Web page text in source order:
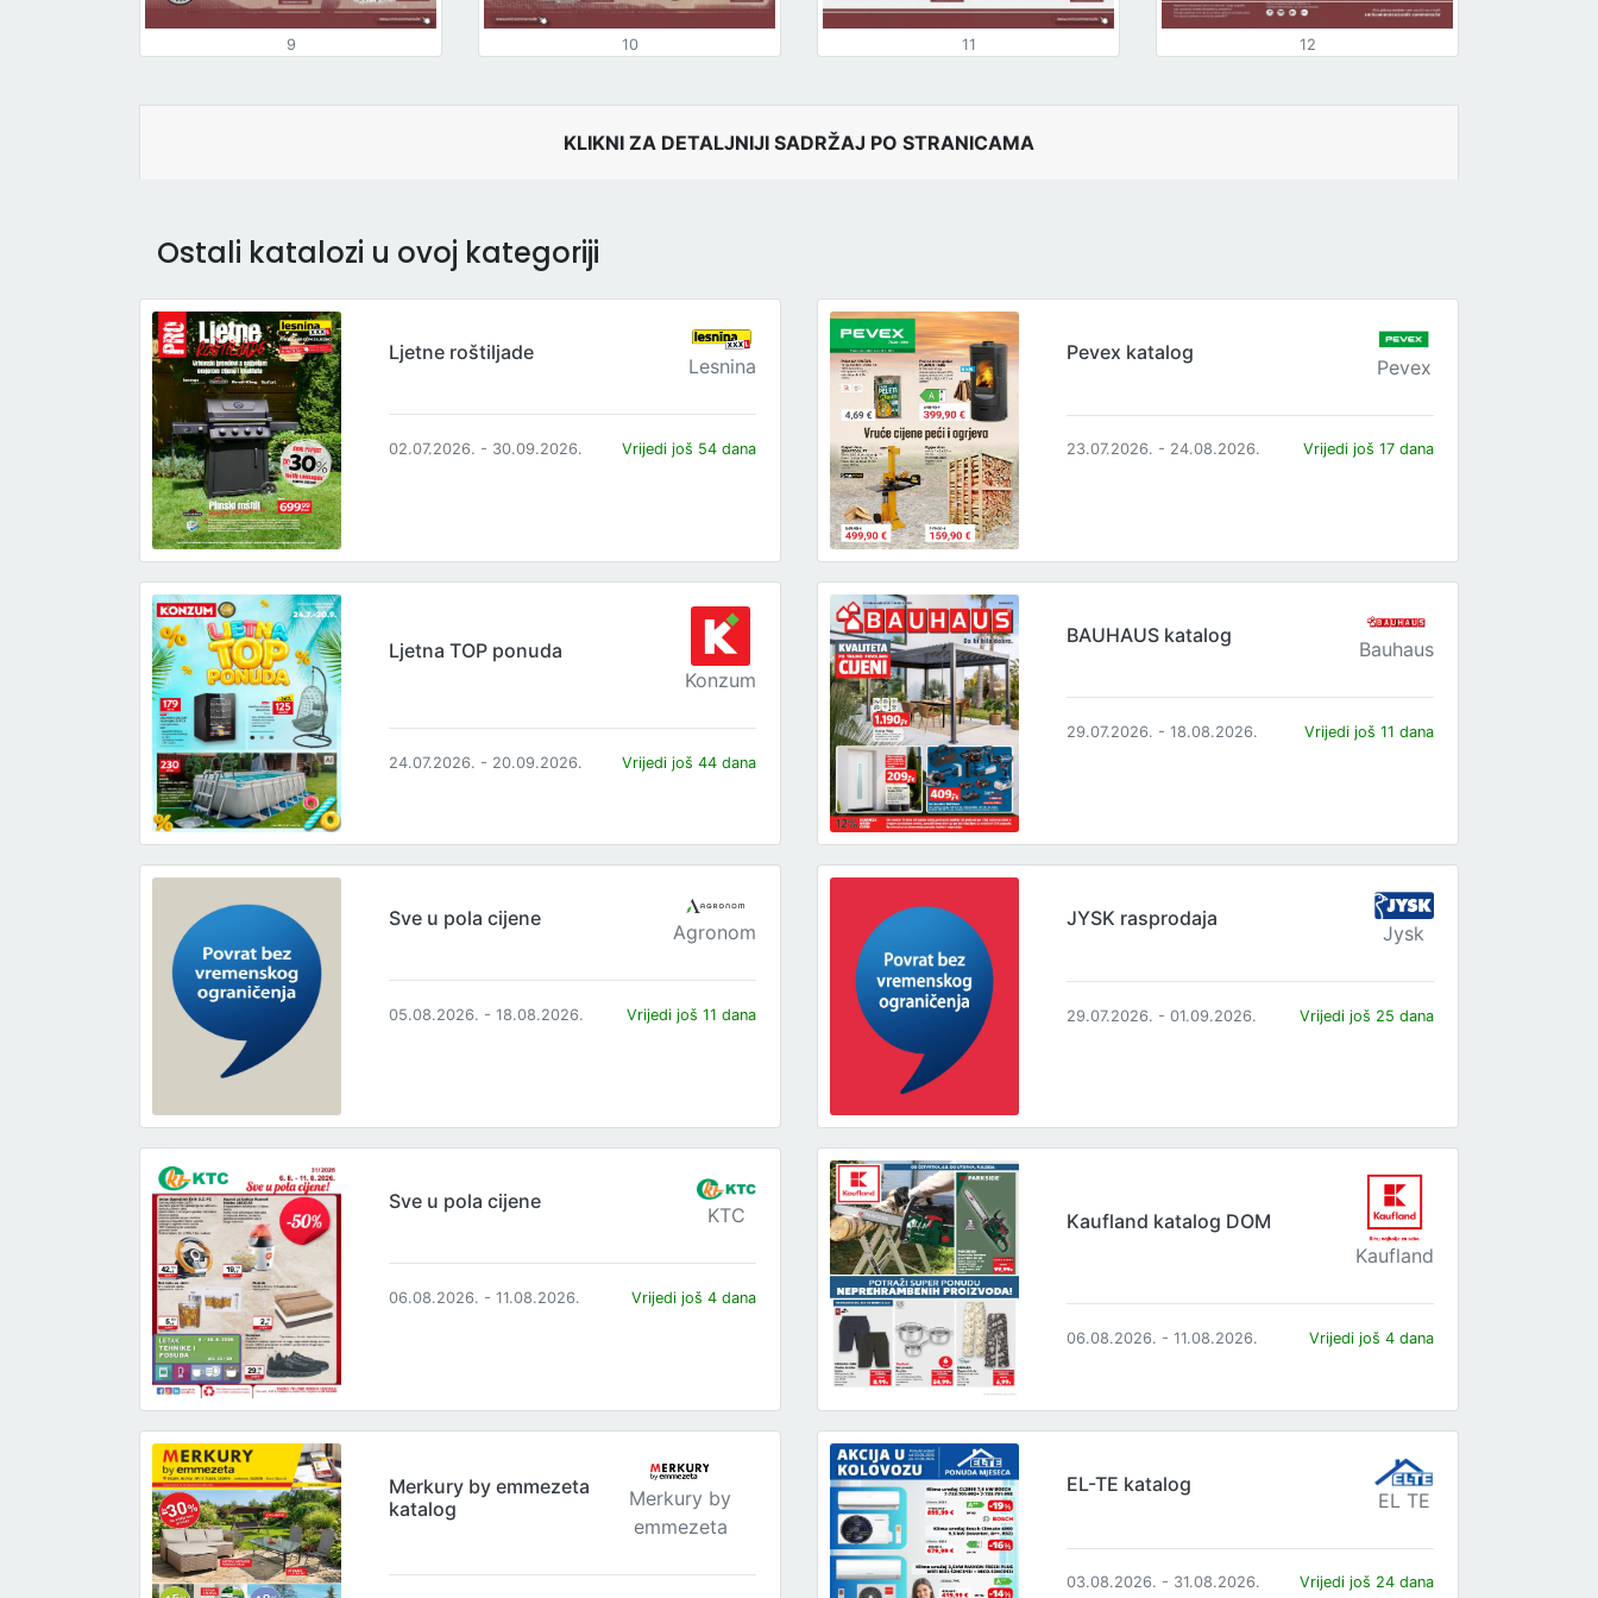
9 10 11 12
KLIKNI ZA DETALJNIJI SADRŽAJ PO STRANICAMA
Ostali katalozi u ovoj kategoriji
Ljetne roštiljade
Lesnina
02.07.2026. - 30.09.2026. Vrijedi još 54 dana
Pevex katalog
Pevex
23.07.2026. - 24.08.2026. Vrijedi još 17 dana
Ljetna TOP ponuda
Konzum
24.07.2026. - 20.09.2026. Vrijedi još 44 dana
BAUHAUS katalog
Bauhaus
29.07.2026. - 18.08.2026. Vrijedi još 11 dana
Sve u pola cijene
Agronom
05.08.2026. - 18.08.2026. Vrijedi još 11 dana
JYSK rasprodaja
Jysk
29.07.2026. - 01.09.2026. Vrijedi još 25 dana
Sve u pola cijene
KTC
06.08.2026. - 11.08.2026. Vrijedi još 4 dana
Kaufland katalog DOM
Kaufland
06.08.2026. - 11.08.2026. Vrijedi još 4 dana
Merkury by emmezeta
katalog
Merkury by
emmezeta
EL-TE katalog
EL TE
03.08.2026. - 31.08.2026. Vrijedi još 24 dana